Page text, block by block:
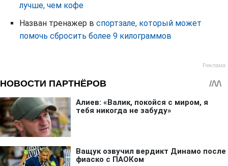
лучше, чем кофе
Назван тренажер в спортзале, который может
помочь сбросить более 9 килограммов